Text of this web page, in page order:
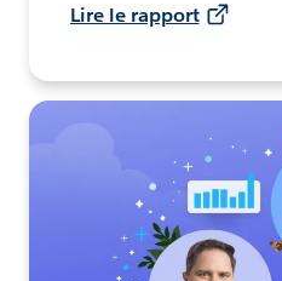
Lire le rapport